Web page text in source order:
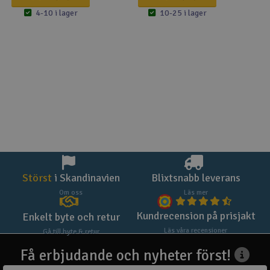
4-10 i lager 10-25 i lager
Störst i Skandinavien
Om oss
Blixtsnabb leverans
Läs mer
Enkelt byte och retur
Gå till byte & retur
Kundrecension på prisjakt
Läs våra recensioner
Få erbjudande och nyheter först!